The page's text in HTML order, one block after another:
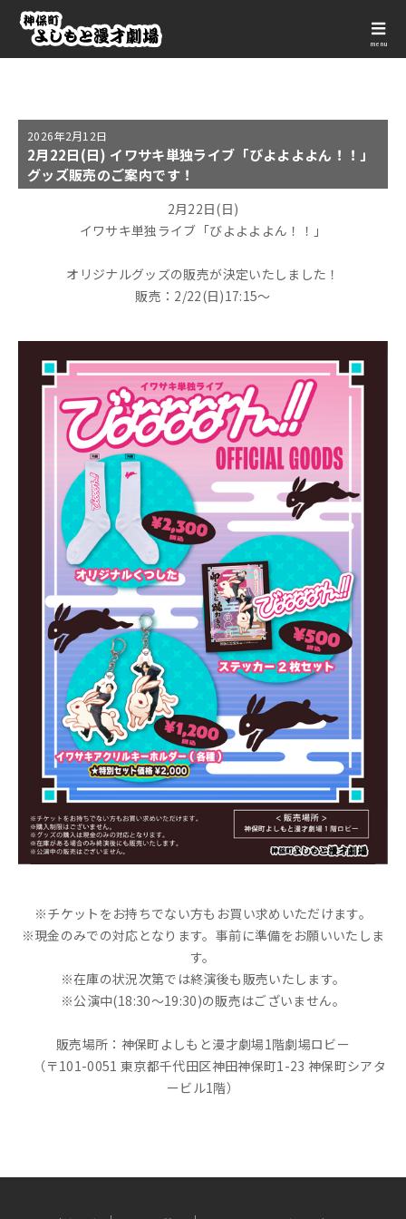
menu
2026年2月12日
2月22日(日) イワサキ単独ライブ「びよよよよん！！」
グッズ販売のご案内です！
2月22日(日)
イワサキ単独ライブ「びよよよよん！！」
オリジナルグッズの販売が決定いたしました！
販売：2/22(日)17:15～
※チケットをお持ちでない方もお買い求めいただけます。
※現金のみでの対応となります。事前に準備をお願いいたしま
す。
※在庫の状況次第では終演後も販売いたします。
※公演中(18:30～19:30)の販売はございません。
販売場所：神保町よしもと漫才劇場1階劇場ロビー
（〒101-0051 東京都千代田区神田神保町1-23 神保町シアタ
ービル1階）